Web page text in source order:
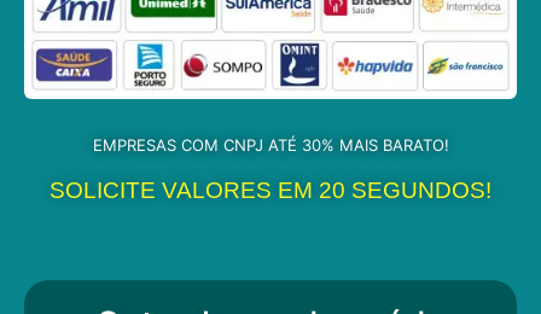
EMPRESAS COM CNPJ ATÉ 30% MAIS BARATO!
SOLICITE VALORES EM 20 SEGUNDOS!